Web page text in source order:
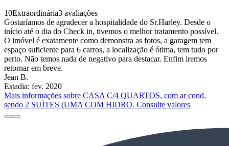
10Extraordinária3 avaliações
Gostaríamos de agradecer a hospitalidade do Sr.Harley. Desde o
início até o dia do Check in, tivemos o melhor tratamento possível.
O imóvel é exatamente como demonstra as fotos, a garagem tem
espaço suficiente para 6 carros, a localização é ótima, tem tudo por
perto. Não temos nada de negativo para destacar. Enfim iremos
retornar em breve.
Jean B.
Estadia: fev. 2020
Mais informações sobre CASA C/4 QUARTOS, com ar cond.
sendo 2 SUÍTES (UMA COM HIDRO. Consulte valores